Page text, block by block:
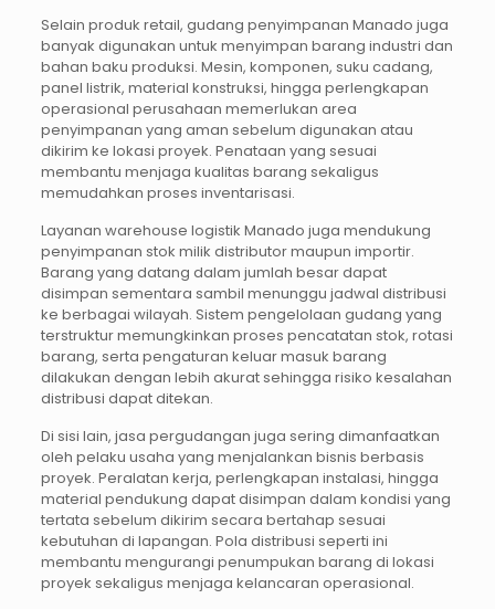
Selain produk retail, gudang penyimpanan Manado juga
banyak digunakan untuk menyimpan barang industri dan
bahan baku produksi. Mesin, komponen, suku cadang,
panel listrik, material konstruksi, hingga perlengkapan
operasional perusahaan memerlukan area
penyimpanan yang aman sebelum digunakan atau
dikirim ke lokasi proyek. Penataan yang sesuai
membantu menjaga kualitas barang sekaligus
memudahkan proses inventarisasi.
Layanan warehouse logistik Manado juga mendukung
penyimpanan stok milik distributor maupun importir.
Barang yang datang dalam jumlah besar dapat
disimpan sementara sambil menunggu jadwal distribusi
ke berbagai wilayah. Sistem pengelolaan gudang yang
terstruktur memungkinkan proses pencatatan stok, rotasi
barang, serta pengaturan keluar masuk barang
dilakukan dengan lebih akurat sehingga risiko kesalahan
distribusi dapat ditekan.
Di sisi lain, jasa pergudangan juga sering dimanfaatkan
oleh pelaku usaha yang menjalankan bisnis berbasis
proyek. Peralatan kerja, perlengkapan instalasi, hingga
material pendukung dapat disimpan dalam kondisi yang
tertata sebelum dikirim secara bertahap sesuai
kebutuhan di lapangan. Pola distribusi seperti ini
membantu mengurangi penumpukan barang di lokasi
proyek sekaligus menjaga kelancaran operasional.